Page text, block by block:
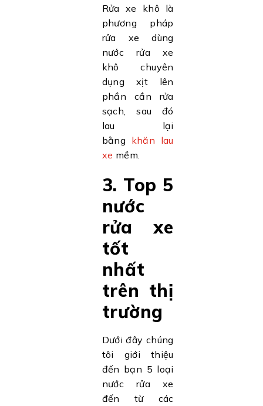
Rửa xe khô là
phương pháp
rửa xe dùng
nước rửa xe
khô chuyên
dụng xịt lên
phần cần rửa
sạch, sau đó
lau lại
bằng khăn lau
xe mềm.
3. Top 5
nước
rửa xe
tốt
nhất
trên thị
trường
Dưới đây chúng
tôi giới thiệu
đến bạn 5 loại
nước rửa xe
đến từ các